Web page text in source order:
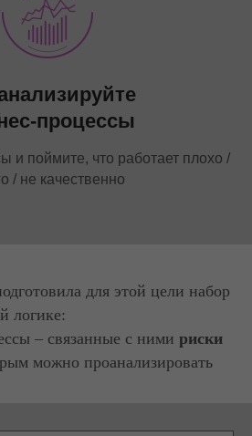
процессы
и поймите, что работает плохо /
/ не качественно
для этой цели набор
логике:
– связанные с ними риски
можно проанализировать